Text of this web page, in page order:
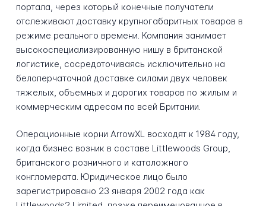
портала, через который конечные получатели
отслеживают доставку крупногабаритных товаров в
режиме реального времени. Компания занимает
высокоспециализированную нишу в британской
логистике, сосредоточиваясь исключительно на
белоперчаточной доставке силами двух человек
тяжелых, объемных и дорогих товаров по жилым и
коммерческим адресам по всей Британии.
Операционные корни ArrowXL восходят к 1984 году,
когда бизнес возник в составе Littlewoods Group,
британского розничного и каталожного
конгломерата. Юридическое лицо было
зарегистрировано 23 января 2002 года как